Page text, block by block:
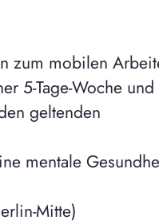
zum mobilen
5-Tage-Woche
geltenden
mentale
Mitte)